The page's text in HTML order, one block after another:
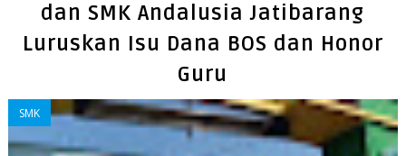
dan SMK Andalusia Jatibarang
Luruskan Isu Dana BOS dan Honor
Guru
SMK